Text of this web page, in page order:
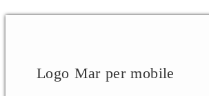
Logo Mar per mobile